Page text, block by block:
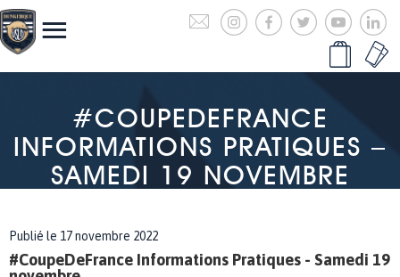
#COUPEDEFRANCE
INFORMATIONS PRATIQUES –
SAMEDI 19 NOVEMBRE
Publié le 17 novembre 2022
#CoupeDeFrance Informations Pratiques - Samedi 19